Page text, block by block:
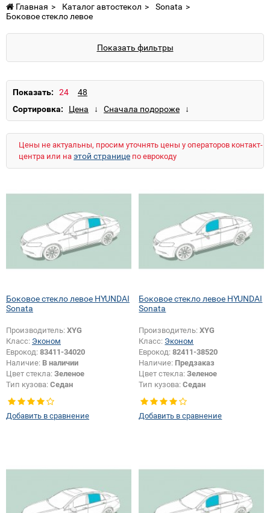
Главная Каталог автостекол
Sonata
Боковое стекло левое
Показать фильтры
Показать:
Сортировка:
Цены не актуальны, просим уточнять цены у операторов контакт-
центра или на этой странице по еврокоду
Боковое стекло левое HYUNDAI
Sonata
Производитель: XYG
Класс: Эконом
Еврокод: 83411-34020
Наличие: В наличии
Цвет стекла: Зеленое
Тип кузова: Седан
Добавить в сравнение
Боковое стекло левое HYUNDAI
Sonata
Производитель:XYG
Класс: Эконом
Еврокод:82411-38520
Наличие: Предзаказ
Цвет стекла:Зеленое
Тип кузова:Седан
Добавить в сравнение